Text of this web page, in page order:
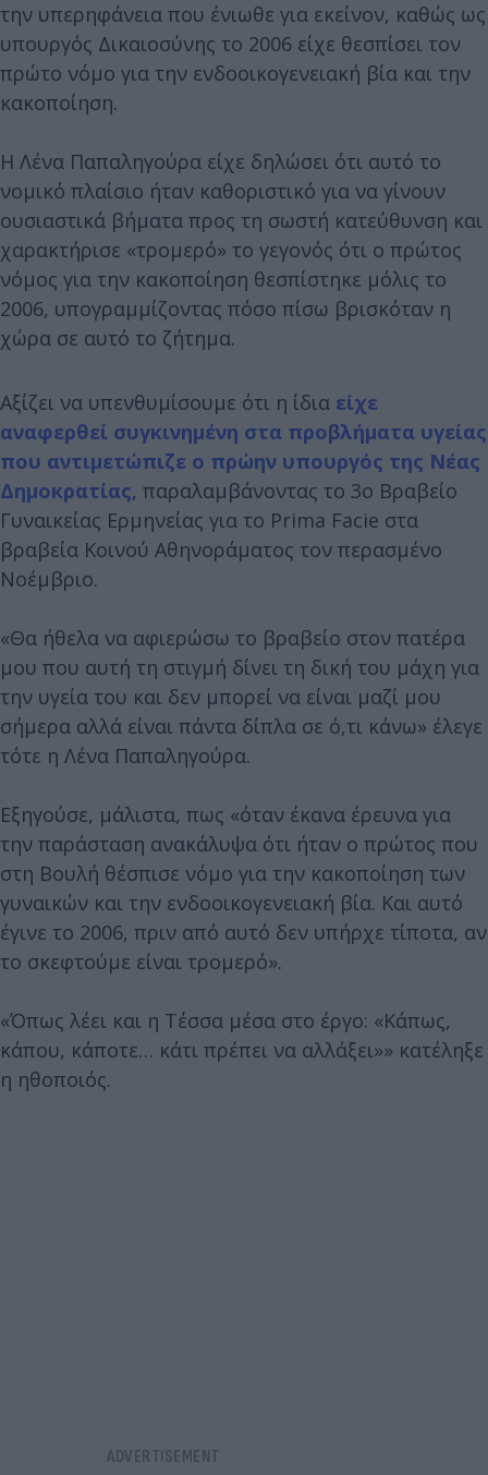
την υπερηφάνεια που ένιωθε για εκείνον, καθώς ως
υπουργός Δικαιοσύνης το 2006 είχε θεσπίσει τον
πρώτο νόμο για την ενδοοικογενειακή βία και την
κακοποίηση.
Η Λένα Παπαληγούρα είχε δηλώσει ότι αυτό το
νομικό πλαίσιο ήταν καθοριστικό για να γίνουν
ουσιαστικά βήματα προς τη σωστή κατεύθυνση και
χαρακτήρισε «τρομερό» το γεγονός ότι ο πρώτος
νόμος για την κακοποίηση θεσπίστηκε μόλις το
2006, υπογραμμίζοντας πόσο πίσω βρισκόταν η
χώρα σε αυτό το ζήτημα.
Αξίζει να υπενθυμίσουμε ότι η ίδια είχε
αναφερθεί συγκινημένη στα προβλήματα υγείας
που αντιμετώπιζε ο πρώην υπουργός της Νέας
Δημοκρατίας, παραλαμβάνοντας το 3ο Βραβείο
Γυναικείας Ερμηνείας για το Prima Facie στα
βραβεία Κοινού Αθηνοράματος τον περασμένο
Νοέμβριο.
«Θα ήθελα να αφιερώσω το βραβείο στον πατέρα
μου που αυτή τη στιγμή δίνει τη δική του μάχη για
την υγεία του και δεν μπορεί να είναι μαζί μου
σήμερα αλλά είναι πάντα δίπλα σε ό,τι κάνω» έλεγε
τότε η Λένα Παπαληγούρα.
Εξηγούσε, μάλιστα, πως «όταν έκανα έρευνα για
την παράσταση ανακάλυψα ότι ήταν ο πρώτος που
στη Βουλή θέσπισε νόμο για την κακοποίηση των
γυναικών και την ενδοοικογενειακή βία. Και αυτό
έγινε το 2006, πριν από αυτό δεν υπήρχε τίποτα, αν
το σκεφτούμε είναι τρομερό».
«Όπως λέει και η Τέσσα μέσα στο έργο: «Κάπως,
κάπου, κάποτε… κάτι πρέπει να αλλάξει»» κατέληξε
η ηθοποιός.